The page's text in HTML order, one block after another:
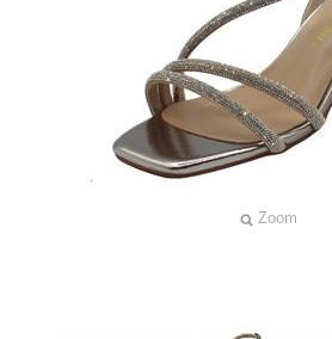
Zoom